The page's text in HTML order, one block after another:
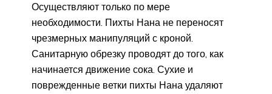
Осуществляют только по мере
необходимости. Пихты Нана не переносят
чрезмерных манипуляций с кроной.
Санитарную обрезку проводят до того, как
начинается движение сока. Сухие и
поврежденные ветки пихты Нана удаляют